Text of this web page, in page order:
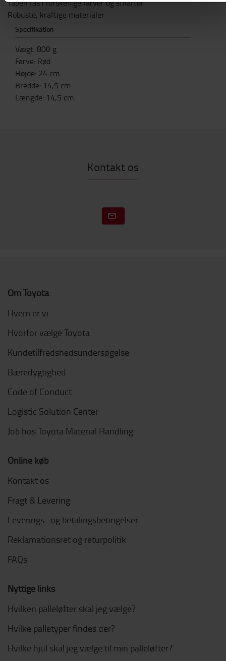
Tapen fås i forskellige farver og stilarter.
Robuste, kraftige materialer
Specifikation
Vægt: 800 g
Farve: Rød
Højde: 24 cm
Bredde: 14,5 cm
Længde: 14,5 cm
Kontakt os
Om Toyota
Hvem er vi
Hvorfor vælge Toyota
Kundetilfredshedsundersøgelse
Bæredygtighed
Code of Conduct
Logistic Solution Center
Job hos Toyota Material Handling
Online køb
Kontakt os
Fragt & Levering
Leverings- og betalingsbetingelser
Reklamationsret og returpolitik
FAQs
Nyttige links
Hvilken palleløfter skal jeg vælge?
Hvilke palletyper findes der?
Hvilke hjul skal jeg vælge til min palleløfter?